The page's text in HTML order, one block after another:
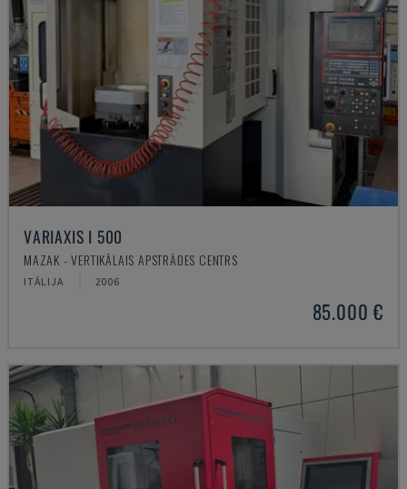
VARIAXIS I 500
MAZAK - VERTIKĀLAIS APSTRĀDES CENTRS
ITĀLIJA 2006
85.000 €